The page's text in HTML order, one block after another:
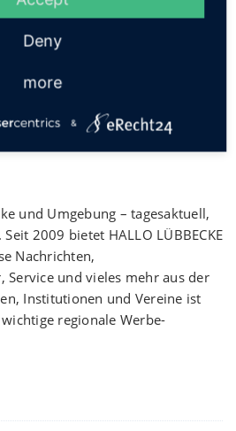
und Umgebung – tagesaktuell,
2009 bietet HALLO LÜBBECKE
Nachrichten,
Service und vieles mehr aus der
Institutionen und Vereine ist
wichtige regionale Werbe-
Deny
more
&